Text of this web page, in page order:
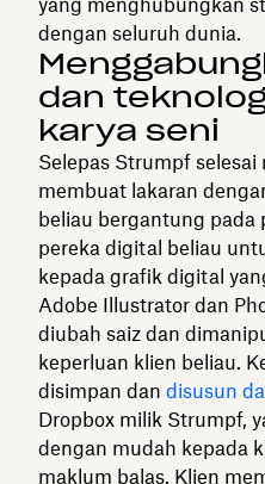
yang menghubungkan
dengan seluruh dunia.
dan
karya seni
Selepas Strumpf selesai
membuat lakaran
beliau bergantung pada
pereka digital beliau
kepada grafik digital
Adobe Illustrator dan
diubah saiz dan
keperluan klien beliau.
disimpan dan disusun
Dropbox milik Strumpf,
dengan mudah kepada
maklum balas. Klien